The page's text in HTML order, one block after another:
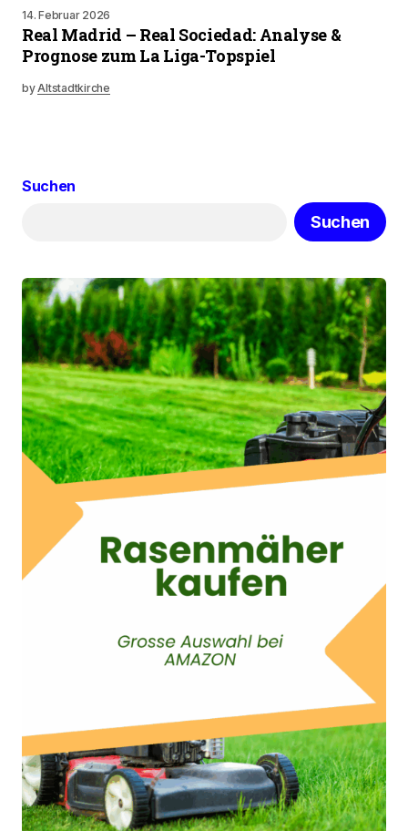
14. Februar 2026
Real Madrid – Real Sociedad: Analyse &
Prognose zum La Liga-Topspiel
byAltstadtkirche
Suchen
Suchen